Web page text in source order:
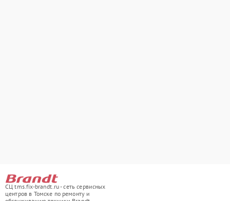
СЦ tms.fix-brandt.ru - сеть сервисных
центров в Томске по ремонту и